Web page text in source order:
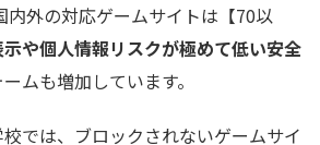
内外の対応ゲームサイトは【70以
や個人情報リスクが極めて低い安全
ムも増加しています。
では、ブロックされないゲームサイ